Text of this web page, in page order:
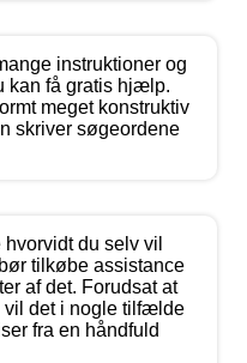
instruktioner og
kan få gratis hjælp.
meget konstruktiv
skriver søgeordene
du selv vil
tilkøbe assistance
af det. Forudsat at
det i nogle tilfælde
fra en håndfuld